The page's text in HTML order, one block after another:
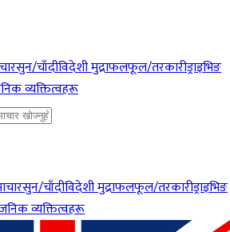
सुन/चाँदीविदेशी मुद्राफलफूल/तरकारीड्राइभिङ
व्यक्तित्वहरू
सुन/चाँदीविदेशी मुद्राफलफूल/तरकारीड्राइभिङ
व्यक्तित्वहरू